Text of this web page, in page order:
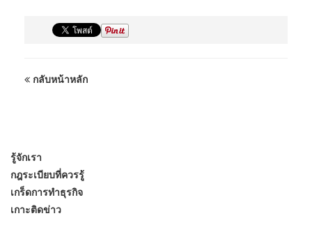
กลับหน้าหลัก
รู้จักเรา
กฎระเบียบที่ควรรู้
เกร็ดการทำธุรกิจ
เกาะติดข่าว